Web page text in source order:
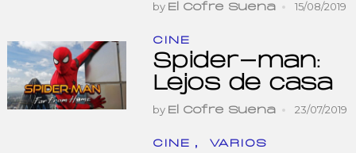
by El Cofre Suena 15/08/2019
CINE
Spider-man:
Lejos de casa
by El Cofre Suena 23/07/2019
CINE , VARIOS